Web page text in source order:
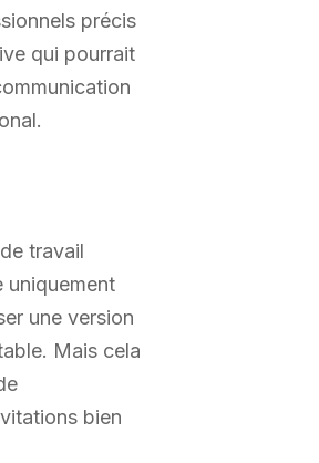
précis
qui pourrait
travail
uniquement
une version
Mais cela
bien